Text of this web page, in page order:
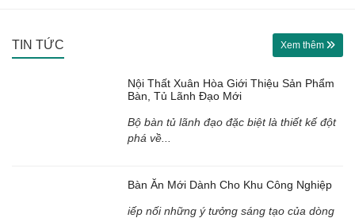
TIN TỨC Xem thêm
Nội Thất Xuân Hòa Giới Thiệu Sản Phẩm
Bàn, Tủ Lãnh Đạo Mới
Bộ bàn tủ lãnh đạo đặc biệt là thiết kế đột
phá về...
Bàn Ăn Mới Dành Cho Khu Công Nghiệp
iếp nối những ý tưởng sáng tạo của dòng